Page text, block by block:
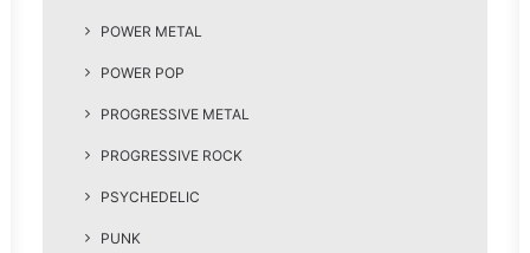
POWER METAL
POWER POP
PROGRESSIVE METAL
PROGRESSIVE ROCK
PSYCHEDELIC
PUNK